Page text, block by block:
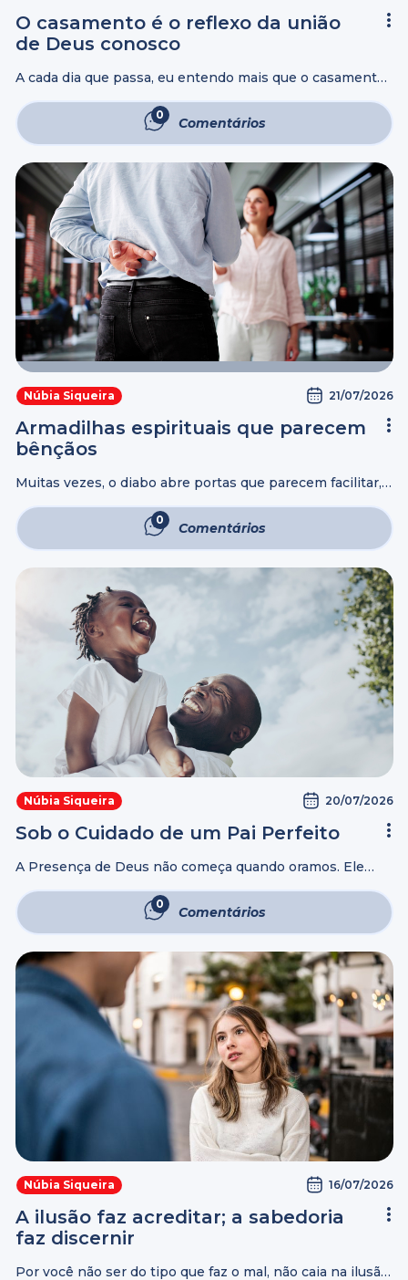
O casamento é o reflexo da união
de Deus conosco
A cada dia que passa, eu entendo mais que o casamento
sobre a nossa história, mas, na verdade, é sobre ...
0 Comentários
Núbia Siqueira 21/07/2026
Armadilhas espirituais que parecem
bênçãos
Muitas vezes, o diabo abre portas que parecem facilitar,
Algumas armadilhas espirituais vêm disfarçadas de
oportunidades que parecem boas, fáceis ou ...
0 Comentários
Núbia Siqueira 20/07/2026
Sob o Cuidado de um Pai Perfeito
A Presença de Deus não começa quando oramos. Ele
respirar. Acordamos e Ele nos dá Suas mãos. Buscamos o
ar ...
0 Comentários
Núbia Siqueira 16/07/2026
A ilusão faz acreditar; a sabedoria
faz discernir
Por você não ser do tipo que faz o mal, não caia na ilusão